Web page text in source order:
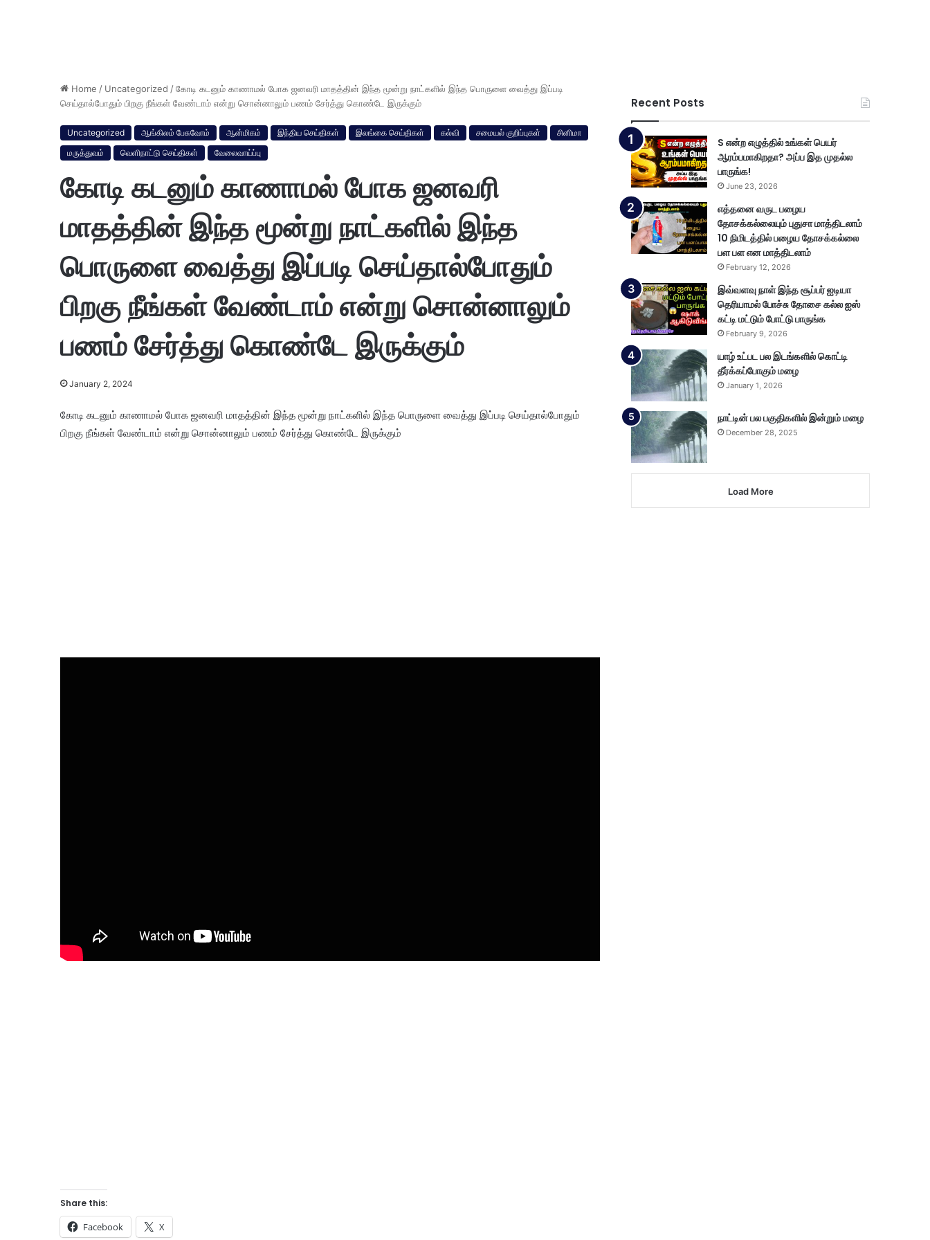
Home / Uncategorized /கோடி கடனும் காணாமல் போக ஜனவரி மாதத்தின் இந்த மூன்று நாட்களில் இந்த பொருளை வைத்து இப்படி
செய்தால்போதும் பிறகு நீங்கள் வேண்டாம் என்று சொன்னாலும் பணம் சேர்த்து கொண்டே இருக்கும்
Uncategorized ஆங்கிலம் பேசுவோம் ஆன்மிகம் இந்திய செய்திகள் இலங்கை செய்திகள் கல்வி சமையல் குறிப்புகள்
சினிமா
மருத்துவம்
வெளிநாட்டு செய்திகள் வேலைவாய்ப்பு
கோடி கடனும் காணாமல் போக ஜனவரி
மாதத்தின் இந்த மூன்று நாட்களில் இந்த
பொருளை வைத்து இப்படி செய்தால்போதும்
பிறகு நீங்கள் வேண்டாம் என்று சொன்னாலும்
பணம் சேர்த்து கொண்டே இருக்கும்
January 2, 2024
கோடி கடனும் காணாமல் போக ஜனவரி மாதத்தின் இந்த மூன்று நாட்களில் இந்த பொருளை வைத்து இப்படி செய்தால்போதும்
பிறகு நீங்கள் வேண்டாம் என்று சொன்னாலும் பணம் சேர்த்து கொண்டே இருக்கும்
Share this:
Facebook X
Recent Posts
S என்ற எழுத்தில் உங்கள் பெயர்
ஆரம்பமாகிறதா? அப்ப இத முதல்ல
பாருங்க!
June 23, 2026
எத்தனை வருட பழைய
தோசக்கல்லையும் புதுசா மாத்திடலாம்
10 நிமிடத்தில் பழைய தோசக்கல்லை
பள பள என மாத்திடலாம்
February 12, 2026
இவ்வளவு நாள் இந்த சூப்பர் ஐடியா
தெரியாமல் போச்சு தோசை கல்ல ஐஸ்
கட்டி மட்டும் போட்டு பாருங்க
February 9, 2026
யாழ் உட்பட பல இடங்களில் கொட்டி
தீர்க்கப்போகும் மழை
January 1, 2026
நாட்டின் பல பகுதிகளில் இன்றும் மழை
December 28, 2025
Load More